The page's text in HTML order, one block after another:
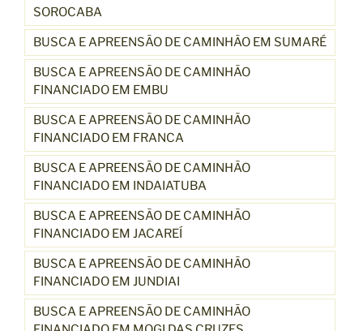
SOROCABA
BUSCA E APREENSÃO DE CAMINHÃO EM SUMARÉ
BUSCA E APREENSÃO DE CAMINHÃO
FINANCIADO EM EMBU
BUSCA E APREENSÃO DE CAMINHÃO
FINANCIADO EM FRANCA
BUSCA E APREENSÃO DE CAMINHÃO
FINANCIADO EM INDAIATUBA
BUSCA E APREENSÃO DE CAMINHÃO
FINANCIADO EM JACAREÍ
BUSCA E APREENSÃO DE CAMINHÃO
FINANCIADO EM JUNDIAI
BUSCA E APREENSÃO DE CAMINHÃO